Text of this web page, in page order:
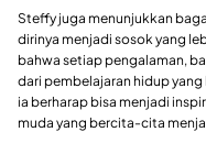
Steffy juga menunjukkan
dirinya menjadi sosok yang
bahwa setiap pengalaman,
dari pembelajaran hidup
ia berharap bisa menjadi
muda yang bercita-cita